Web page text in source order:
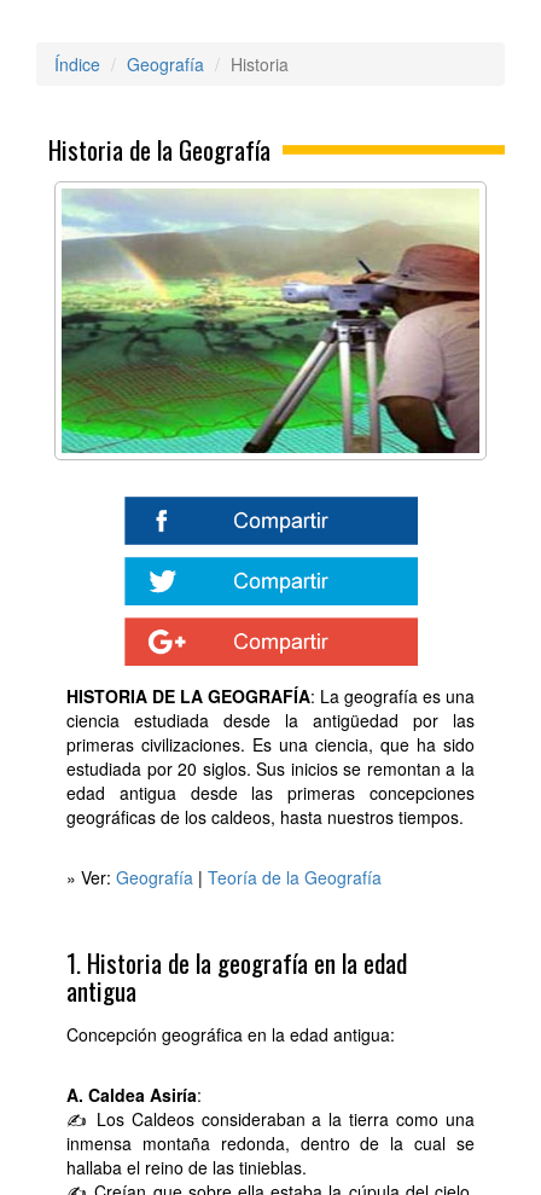
Índice Geografía Historia
Historia de la Geografía
HISTORIA DE LA GEOGRAFÍA: La geografía es una
ciencia estudiada desde la antigüedad por las
primeras civilizaciones. Es una ciencia, que ha sido
estudiada por 20 siglos. Sus inicios se remontan a la
edad antigua desde las primeras concepciones
geográficas de los caldeos, hasta nuestros tiempos.
» Ver: Geografía | Teoría de la Geografía
1. Historia de la geografía en la edad
antigua
Concepción geográfica en la edad antigua:
A. Caldea Asiría:
✍ Los Caldeos consideraban a la tierra como una
inmensa montaña redonda, dentro de la cual se
hallaba el reino de las tinieblas.